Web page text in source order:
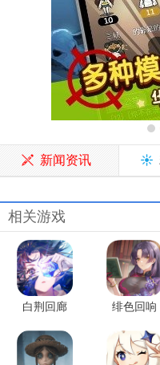
新闻资讯
相关游戏
白荆回廊 绯色回响